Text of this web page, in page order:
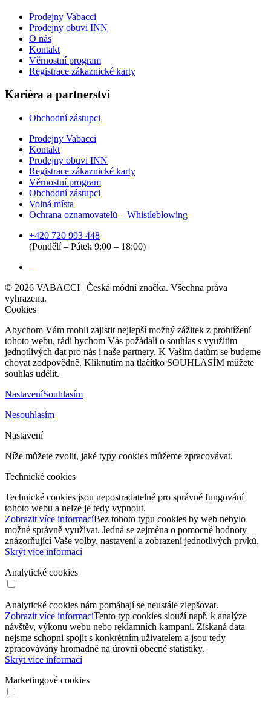
Prodejny Vabacci
Prodejny obuvi INN
O nás
Kontakt
Věrnostní program
Registrace zákaznické karty
Kariéra a partnerství
Obchodní zástupci
Prodejny Vabacci
Kontakt
Prodejny obuvi INN
Registrace zákaznické karty
Věrnostní program
Obchodní zástupci
Volná místa
Ochrana oznamovatelů – Whistleblowing
+420 720 993 448
(Pondělí – Pátek 9:00 – 18:00)
© 2026 VABACCI | Česká módní značka. Všechna práva
vyhrazena.
Cookies
Abychom Vám mohli zajistit nejlepší možný zážitek z prohlížení
tohoto webu, rádi bychom Vás požádali o souhlas s využitím
jednotlivých dat pro nás i naše partnery. K Vašim datům se budeme
chovat zodpovědně. Kliknutím na tlačítko SOUHLASÍM můžete
souhlas udělit.
NastaveníSouhlasím
Nesouhlasím
Nastavení
Níže můžete zvolit, jaké typy cookies můžeme zpracovávat.
Technické cookies
Technické cookies jsou nepostradatelné pro správné fungování
tohoto webu a nelze je tedy vypnout.
Zobrazit více informacíBez tohoto typu cookies by web nebylo
možné správně využívat. Jedná se zejména o pomocné hodnoty
znázorňující Vaše volby, nastavení a zobrazení jednotlivých prvků.
Skrýt více informací
Analytické cookies
Analytické cookies nám pomáhají se neustále zlepšovat.
Zobrazit více informacíTento typ cookies slouží např. k analýze
návštěv, výkonu webu nebo reklamních kampaní. Získaná data
nejsme schopni spojit s konkrétním uživatelem a jsou tedy
zpracovávány hromadně na úrovni obecné statistiky.
Skrýt více informací
Marketingové cookies